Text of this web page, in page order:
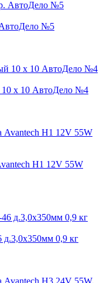
№5
х 10 АвтоДело №4
H1 12V 55W
0,9 кг